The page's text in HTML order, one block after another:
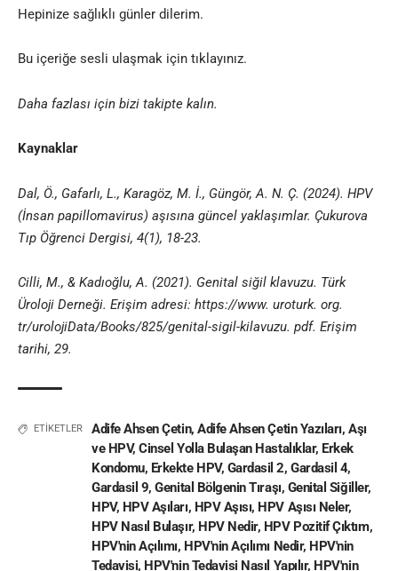
Hepinize sağlıklı günler dilerim.
Bu içeriğe sesli ulaşmak için tıklayınız.
Daha fazlası için bizi takipte kalın.
Kaynaklar
Dal, Ö., Gafarlı, L., Karagöz, M. İ., Güngör, A. N. Ç. (2024). HPV
(İnsan papillomavirus) aşısına güncel yaklaşımlar. Çukurova
Tıp Öğrenci Dergisi, 4(1), 18-23.
Cilli, M., & Kadıoğlu, A. (2021). Genital siğil klavuzu. Türk
Üroloji Derneği. Erişim adresi: https://www. uroturk. org.
tr/urolojiData/Books/825/genital-sigil-kilavuzu. pdf. Erişim
tarihi, 29.
ETİKETLER Adife Ahsen Çetin,Adife Ahsen Çetin Yazıları, Aşı
ve HPV,Cinsel Yolla Bulaşan Hastalıklar, Erkek
Kondomu, Erkekte HPV, Gardasil 2,Gardasil 4,
Gardasil 9,Genital Bölgenin Tıraşı, Genital Siğiller,
HPV, HPV Aşıları, HPV Aşısı, HPV Aşısı Neler,
HPV Nasıl Bulaşır, HPV Nedir, HPV Pozitif Çıktım,
HPV'nin Açılımı, HPV'nin Açılımı Nedir, HPV'nin
Tedavisi, HPV'nin Tedavisi Nasıl Yapılır, HPV'nin